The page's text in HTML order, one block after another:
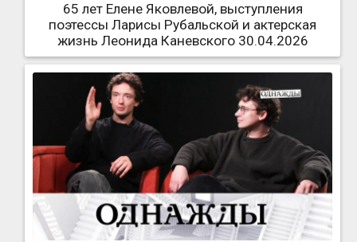
65 лет Елене Яковлевой, выступления
поэтессы Ларисы Рубальской и актерская
жизнь Леонида Каневского 30.04.2026